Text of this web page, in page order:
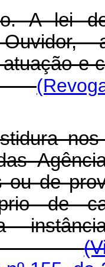
A lei
e
ou de
de